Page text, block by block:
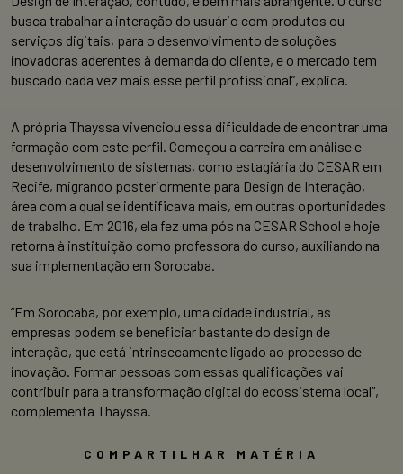
busca trabalhar a interação do usuário com produtos ou
serviços digitais, para o desenvolvimento de soluções
inovadoras aderentes à demanda do cliente, e o mercado tem
buscado cada vez mais esse perfil profissional”, explica.
A própria Thayssa vivenciou essa dificuldade de encontrar uma
formação com este perfil. Começou a carreira em análise e
desenvolvimento de sistemas, como estagiária do CESAR em
Recife, migrando posteriormente para Design de Interação,
área com a qual se identificava mais, em outras oportunidades
de trabalho. Em 2016, ela fez uma pós na CESAR School e hoje
retorna à instituição como professora do curso, auxiliando na
sua implementação em Sorocaba.
“Em Sorocaba, por exemplo, uma cidade industrial, as
empresas podem se beneficiar bastante do design de
interação, que está intrinsecamente ligado ao processo de
inovação. Formar pessoas com essas qualificações vai
contribuir para a transformação digital do ecossistema local”,
complementa Thayssa.
COMPARTILHAR MATÉRIA